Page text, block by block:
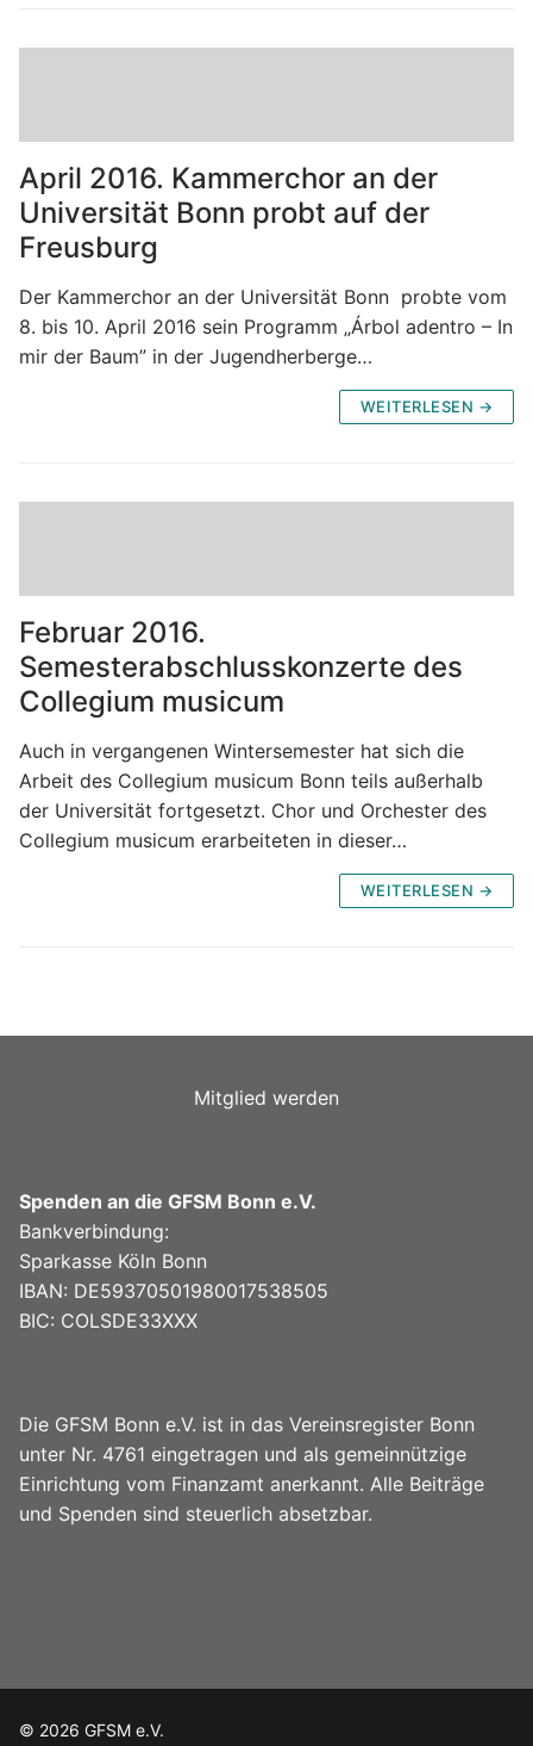
April 2016. Kammerchor an der
Universität Bonn probt auf der
Freusburg
Der Kammerchor an der Universität Bonn probte vom
8. bis 10. April 2016 sein Programm „Árbol adentro – In
mir der Baum” in der Jugendherberge…
WEITERLESEN →
Februar 2016.
Semesterabschlusskonzerte des
Collegium musicum
Auch in vergangenen Wintersemester hat sich die
Arbeit des Collegium musicum Bonn teils außerhalb
der Universität fortgesetzt. Chor und Orchester des
Collegium musicum erarbeiteten in dieser…
WEITERLESEN →
Mitglied werden
Spenden an die GFSM Bonn e.V.
Bankverbindung:
Sparkasse Köln Bonn
IBAN: DE59370501980017538505
BIC: COLSDE33XXX
Die GFSM Bonn e.V. ist in das Vereinsregister Bonn
unter Nr. 4761 eingetragen und als gemeinnützige
Einrichtung vom Finanzamt anerkannt. Alle Beiträge
und Spenden sind steuerlich absetzbar.
© 2026 GFSM e.V.